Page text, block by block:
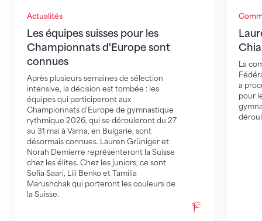
Actualités
Les équipes suisses pour les
Championnats d'Europe sont
connues
Après plusieurs semaines de sélection
intensive, la décision est tombée : les
équipes qui participeront aux
Championnats d'Europe de gymnastique
rythmique 2026, qui se dérouleront du 27
au 31 mai à Varna, en Bulgarie, sont
désormais connues. Lauren Grüniger et
Norah Demierre représenteront la Suisse
chez les élites. Chez les juniors, ce sont
Sofia Saari, Lili Benko et Tamilia
Marushchak qui porteront les couleurs de
la Suisse.
La
a
pour